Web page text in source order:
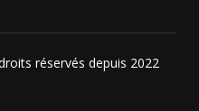
réservés depuis 2022